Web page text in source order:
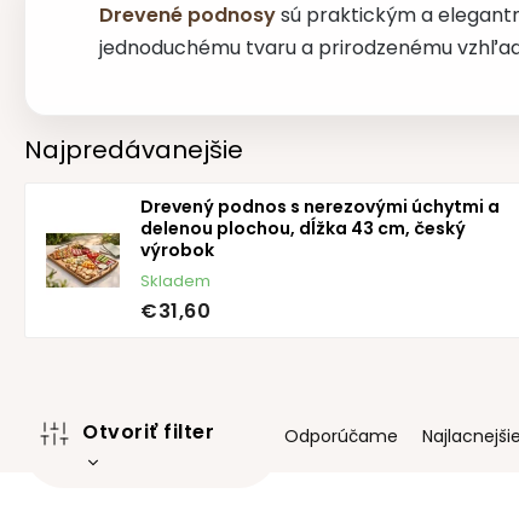
Drevené podnosysú praktickým a
jednoduchému tvaru a prirodzenému
Najpredávanejšie
Drevený podnos s nerezovými úchytmi a
delenou plochou, dĺžka 43 cm, český
výrobok
Skladem
€31,60
R
a
Odporúčame Najlacnejšie
Otvoriť filter